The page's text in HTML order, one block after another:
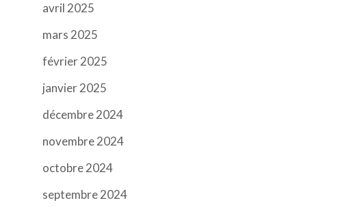
avril 2025
mars 2025
février 2025
janvier 2025
décembre 2024
novembre 2024
octobre 2024
septembre 2024